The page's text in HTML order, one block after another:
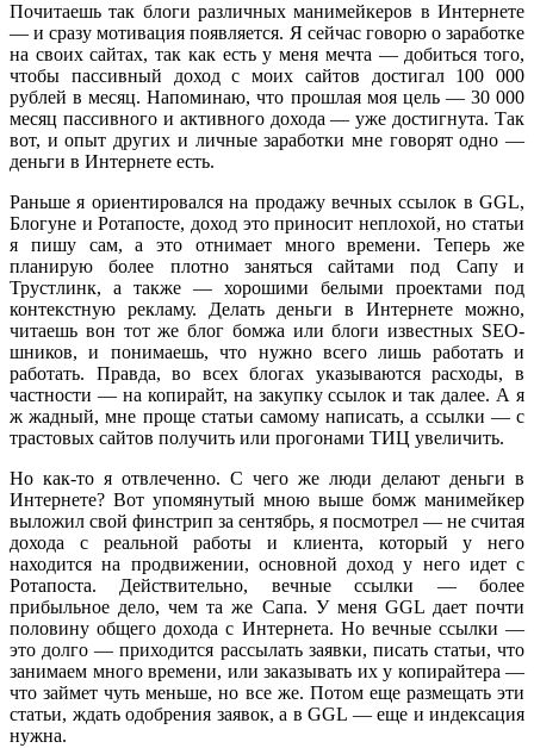
Почитаешь так блоги различных манимейкеров в Интернете
— и сразу мотивация появляется. Я сейчас говорю о заработке
на своих сайтах, так как есть у меня мечта — добиться того,
чтобы пассивный доход с моих сайтов достигал 100 000
рублей в месяц. Напоминаю, что прошлая моя цель — 30 000
месяц пассивного и активного дохода — уже достигнута. Так
вот, и опыт других и личные заработки мне говорят одно —
деньги в Интернете есть.
Раньше я ориентировался на продажу вечных ссылок в GGL,
Блoгуне и Ротапосте, доход это приносит неплохой, но статьи
я пишу сам, а это отнимает много времени. Теперь же
планирую более плотно заняться сайтами под Сапу и
Трустлинк, а также — хорошими белыми проектами под
контекстную рекламу. Делать деньги в Интернете можно,
читаешь вон тот же блог бомжа или блоги известных SEO-
шников, и понимаешь, что нужно всего лишь работать и
работать. Правда, во всех блогах указываются расходы, в
частности — на копирайт, на закупку ссылок и так далее. А я
ж жадный, мне проще статьи самому написать, а ссылки — с
трастовых сайтов получить или прогонами ТИЦ увеличить.
Но как-то я отвлеченно. С чего же люди делают деньги в
Интернете? Вот упомянутый мною выше бомж манимейкер
выложил свой финстрип за сентябрь, я посмотрел — не считая
дохода с реальной работы и клиента, который у него
находится на продвижении, основной доход у него идет с
Ротапоста. Действительно, вечные ссылки — более
прибыльное дело, чем та же Сапа. У меня GGL дает почти
половину общего дохода с Интернета. Но вечные ссылки —
это долго — приходится рассылать заявки, писать статьи, что
занимаем много времени, или заказывать их у копирайтера —
что займет чуть меньше, но все же. Потом еще размещать эти
статьи, ждать одобрения заявок, а в GGL — еще и индексация
нужна.